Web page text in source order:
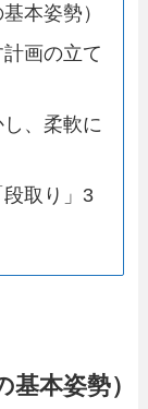
本姿勢）
画の立て
、柔軟に
取り」3
本姿勢）